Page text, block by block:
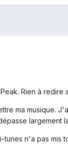
Rien à redire
ma musique.
largement
n'a pas mis